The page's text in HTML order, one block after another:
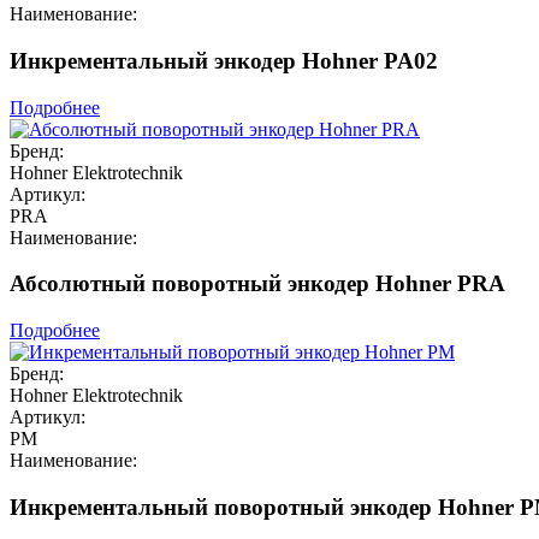
Наименование:
Инкрементальный энкодер Hohner PA02
Подробнее
Бренд:
Hohner Elektrotechnik
Артикул:
PRA
Наименование:
Абсолютный поворотный энкодер Hohner PRA
Подробнее
Бренд:
Hohner Elektrotechnik
Артикул:
PM
Наименование:
Инкрементальный поворотный энкодер Hohner